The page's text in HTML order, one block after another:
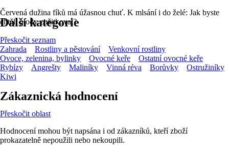
Červená dužina fíků má úžasnou chuť. K mlsání i do želé: Jak byste
chtěli plody zužitkovat?
Další kategorie
Přeskočit seznam
Zahrada
Rostliny a pěstování
Venkovní rostliny
Ovoce, zelenina, bylinky
Ovocné keře
Ostatní ovocné keře
Rybízy
Angrešty Maliníky Vinná réva Borůvky
Ostružiníky
Kiwi
Zákaznická hodnocení
Přeskočit oblast
Hodnocení mohou být napsána i od zákazníků, kteří zboží
prokazatelně nepoužili nebo nekoupili.